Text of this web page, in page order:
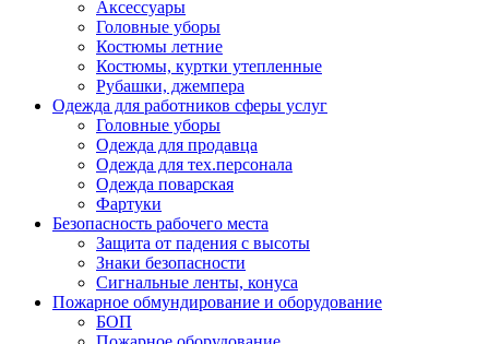
Аксессуары
Головные уборы
Костюмы летние
Костюмы, куртки утепленные
Рубашки, джемпера
Одежда для работников сферы услуг
Головные уборы
Одежда для продавца
Одежда для тех.персонала
Одежда поварская
Фартуки
Безопасность рабочего места
Защита от падения с высоты
Знаки безопасности
Сигнальные ленты, конуса
Пожарное обмундирование и оборудование
БОП